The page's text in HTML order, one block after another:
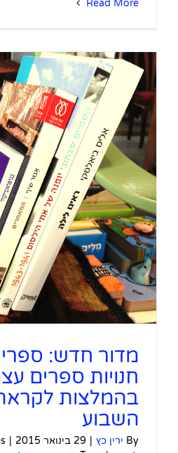
Read More
מדור חדש:
חנויות ספרים
בהמלצות
השבוע
By ירין כץ | 29 בינואר 2015 |